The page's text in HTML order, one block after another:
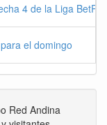
4 de la Liga
el domingo
Red Andina